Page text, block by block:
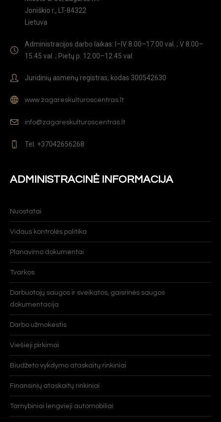
Joniškio r., LT-84322
Lietuva
Administracijos darbo laikas: I–IV 8.00–17.00 val. ; V 8.00–
15.45 val. ; Pietų p. 12.00–12.45 val.
Juridinių asmenų registras, kodas 300542630
www.zagareskulturoscentras.lt
info@zagareskulturoscentras.lt
Tel. +37042656268
ADMINISTRACINĖ INFORMACIJA
Nuostatai
Vidaus kontrolės politika
Planavimo dokumentai
Tvarkos
Darbuotojų saugos ir sveikatos, gaisrinės saugos
dokumentacija
Darbo užmokestis
Viešieji pirkimai
Biudžeto vykdymo ataskaitų rinkiniai
Finansinių ataskaitų rinkiniai
Tarnybiniai lengvieji automobiliai